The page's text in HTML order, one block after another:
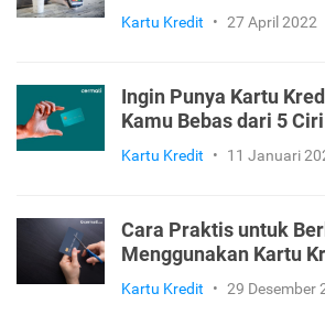
Kartu Kredit • 27 April 2022
Ingin Punya Kartu
Kamu Bebas dari 5
Kartu Kredit • 11 Januari
Cara Praktis untuk
Menggunakan Kartu
Kartu Kredit • 29 Desember